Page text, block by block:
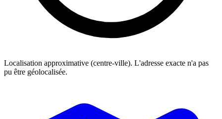
Localisation approximative (centre-ville). L'adresse exacte n'a pas
pu être géolocalisée.